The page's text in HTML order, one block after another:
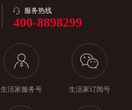
服务热线
400-8898299
生活家服务号 生活家订阅号